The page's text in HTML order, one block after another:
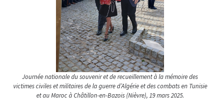
Journée nationale du souvenir et de recueillement à la mémoire des
victimes civiles et militaires de la guerre d’Algérie et des combats en Tunisie
et au Maroc à Châtillon-en-Bazois (Nièvre), 19 mars 2025.